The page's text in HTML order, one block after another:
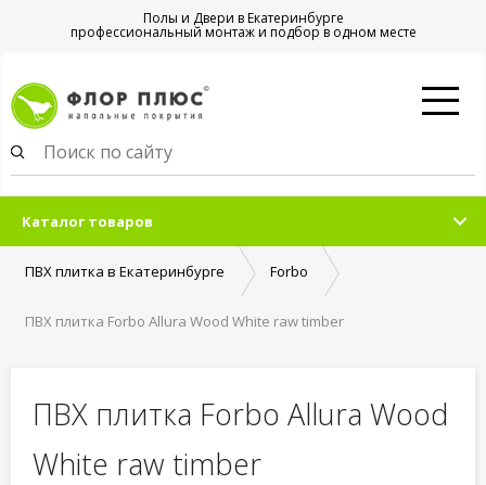
Полы и Двери в Екатеринбурге
профессиональный монтаж и подбор в одном месте
Каталог товаров
ПВХ плитка в Екатеринбурге Forbo
ПВХ плитка Forbo Allura Wood White raw timber
ПВХ плитка Forbo Allura Wood
White raw timber